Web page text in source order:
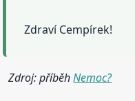
Zdraví Cempírek!
Zdroj: příběhNemoc?